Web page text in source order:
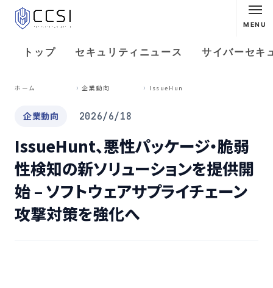
MENU
トップ セキュリティニュース サイバーセキ
ホーム 企業動向
企業動向 2026/6/18
IssueHunt、悪性パッケージ・脆弱
性検知の新ソリューションを提供開
始 – ソフトウェアサプライチェーン
攻撃対策を強化へ